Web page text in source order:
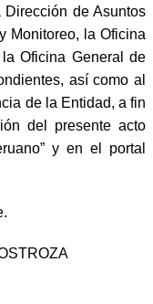
Dirección de Asuntos
Monitoreo, la Oficina
Oficina General de
así como al
de la Entidad, a fin
del presente acto
y en el portal